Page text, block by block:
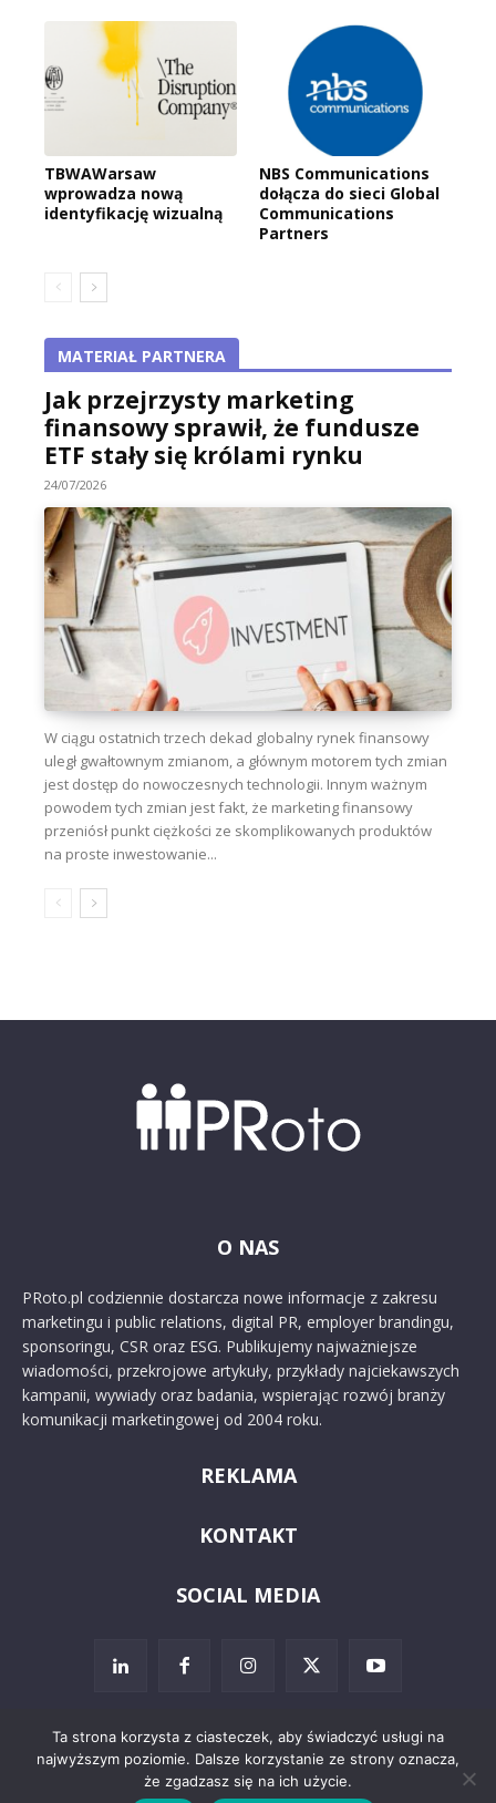
TBWAWarsaw
wprowadza nową
identyfikację wizualną
NBS Communications
dołącza do sieci Global
Communications
Partners
MATERIAŁ PARTNERA
Jak przejrzysty marketing
finansowy sprawił, że fundusze
ETF stały się królami rynku
24/07/2026
W ciągu ostatnich trzech dekad globalny rynek finansowy
uległ gwałtownym zmianom, a głównym motorem tych zmian
jest dostęp do nowoczesnych technologii. Innym ważnym
powodem tych zmian jest fakt, że marketing finansowy
przeniósł punkt ciężkości ze skomplikowanych produktów
na proste inwestowanie...
O NAS
PRoto.pl codziennie dostarcza nowe informacje z zakresu
marketingu i public relations, digital PR, employer brandingu,
sponsoringu, CSR oraz ESG. Publikujemy najważniejsze
wiadomości, przekrojowe artykuły, przykłady najciekawszych
kampanii, wywiady oraz badania, wspierając rozwój branży
komunikacji marketingowej od 2004 roku.
REKLAMA
KONTAKT
SOCIAL MEDIA
Ta strona korzysta z ciasteczek, aby świadczyć usługi na
najwyższym poziomie. Dalsze korzystanie ze strony oznacza,
że zgadzasz się na ich użycie.